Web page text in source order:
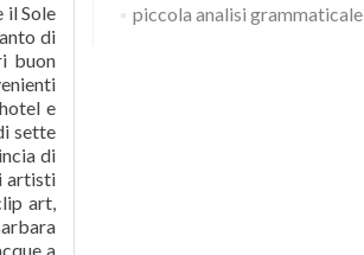
il Sole
di
buon
e
sette
di
artisti
art,
a
piccola analisi grammaticale